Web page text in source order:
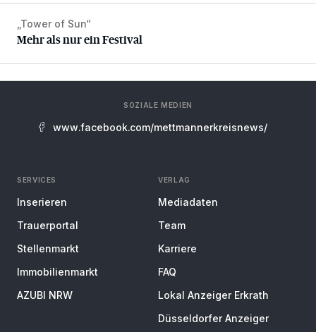
Mehr als nur ein Festival
„Tower of Sun“
Mehr als nur ein Festival
SOZIALE MEDIEN
www.facebook.com/mettmannerkreisnews/
SERVICES
Inserieren
Trauerportal
Stellenmarkt
Immobilienmarkt
AZUBI NRW
VERLAG
Mediadaten
Team
Karriere
FAQ
Lokal Anzeiger Erkrath
Düsseldorfer Anzeiger